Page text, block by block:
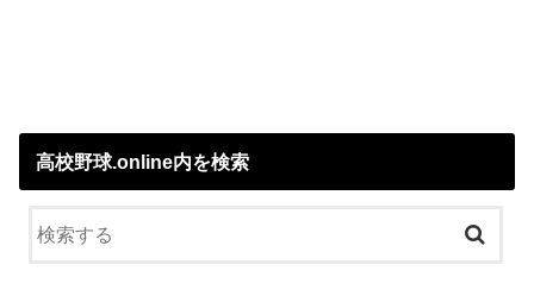
高校野球.online内を検索